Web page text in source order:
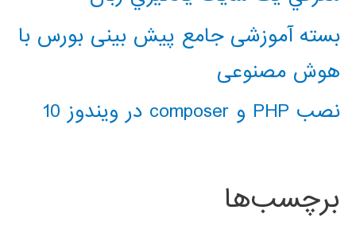
بسته آموزشی جامع پیش بینی بورس با
هوش مصنوعی
نصب PHP و composer در ویندوز 10
برچسب‌ها